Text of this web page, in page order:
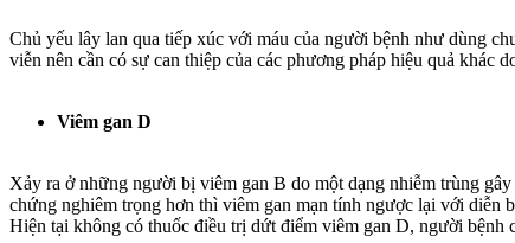
Chủ yếu lây lan qua tiếp xúc với máu của người bệnh như dùng
viễn nên cần có sự can thiệp của các phương pháp hiệu quả khác
Viêm gan D
Xảy ra ở những người bị viêm gan B do một dạng nhiễm trùng
chứng nghiêm trọng hơn thì viêm gan mạn tính ngược lại với diễn
Hiện tại không có thuốc điều trị dứt điểm viêm gan D, người bệnh